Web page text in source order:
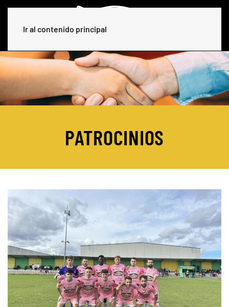
Ir al contenido principal
PATROCINIOS